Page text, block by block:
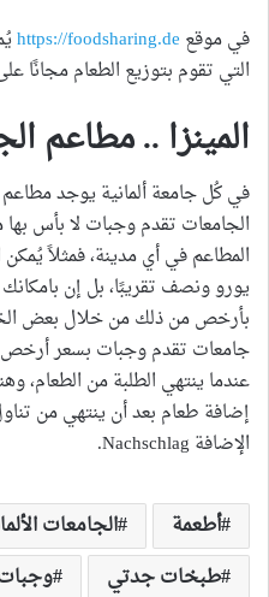
في موقع https://foodsharing.de
التي تقوم بتوزيع الطعام مجانًا
المينزا .. مطاعم
في كُل جامعة ألمانية يوجد
الجامعات تقدم وجبات لا بأس بها
يورو ونصف تقريبًا، بل إن
بأرخص من ذلك من خلال بعض
جامعات تقدم وجبات بسعر أرخص
عندما ينتهي الطلبة من الطعام،
إضافة طعام بعد أن ينتهي من
الإضافة Nachschlag.
أطعمة الجامعات
طبخات جدتي